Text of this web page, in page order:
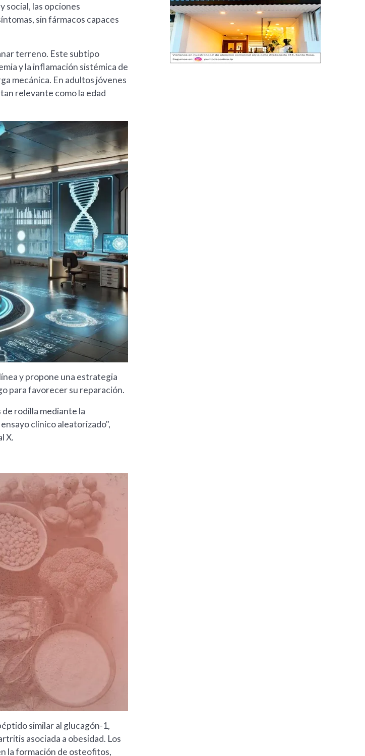
social, las opciones
sin fármacos capaces
terreno. Este subtipo
y la inflamación sistémica de
mecánica. En adultos jóvenes
relevante como la edad
y propone una estrategia
para favorecer su reparación.
rodilla mediante la
clínico aleatorizado",
X.
similar al glucagón-1,
asociada a obesidad. Los
la formación de osteofitos,